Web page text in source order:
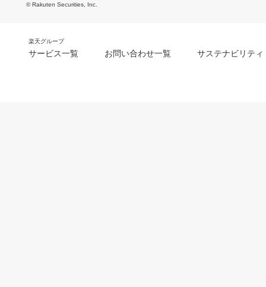
© Rakuten Securities, Inc.
楽天グループ
サービス一覧 お問い合わせ一覧 サステナビリティ